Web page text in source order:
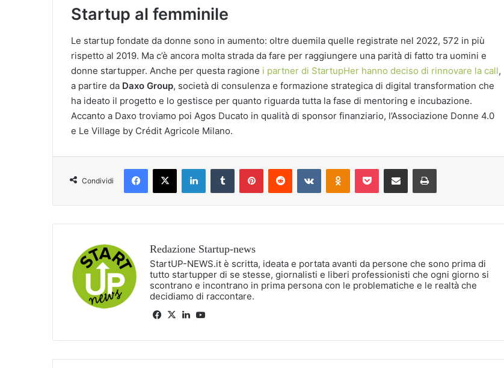
Startup al femminile
Le startup fondate da donne sono in aumento: oltre duemila quelle registrate nel 2022, 572 in più
rispetto al 2019. Ma c’è ancora molta strada da fare per raggiungere una parità di fatto tra uomini e
donne startupper. Anche per questa ragione i partner di StartupHer hanno deciso di rinnovare la call,
a partire da Daxo Group, società di consulenza e formazione strategica di digital transformation che
ha ideato il progetto e lo gestisce per quanto riguarda tutta la fase di mentoring e incubazione.
Accanto a Daxo troviamo poi Agos Ducato in qualità di sponsor finanziario, l’Associazione Donne 4.0
e Le Village by Crédit Agricole Milano.
Condividi
Facebook
X LinkedInTumblrPinterestRedditVKontakteOdnoklassniki
PocketCondividi via Email Stampa
Redazione Startup-news
StartUP-NEWS.it è scritta, ideata e portata avanti da persone che sono prima di
tutto startupper di se stesse, giornalisti e liberi professionisti che ogni giorno si
scontrano e incontrano in prima persona con le problematiche e le realtà che
decidiamo di raccontare.
Facebook
X LinkedIn